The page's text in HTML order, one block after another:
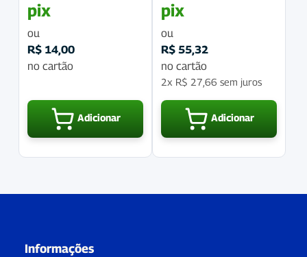
pix
ou
R$ 14,00
no cartão
Adicionar
pix
ou
R$ 55,32
no cartão
2x R$ 27,66 sem juros
Adicionar
Informações